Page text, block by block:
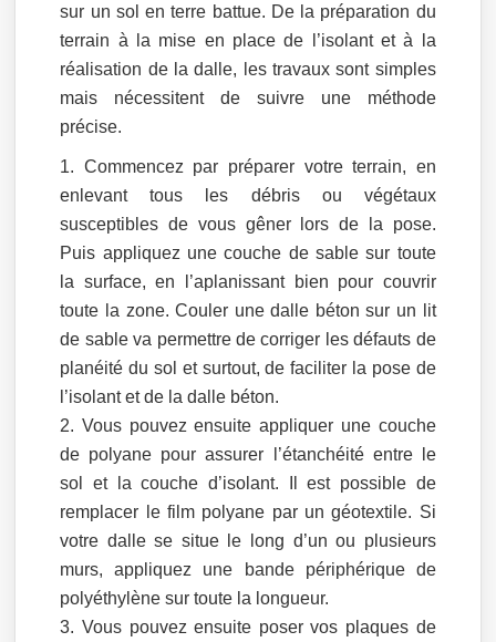
sur un sol en terre battue. De la préparation du
terrain à la mise en place de l’isolant et à la
réalisation de la dalle, les travaux sont simples
mais nécessitent de suivre une méthode
précise.
Commencez par préparer votre terrain, en
enlevant tous les débris ou végétaux
susceptibles de vous gêner lors de la pose.
Puis appliquez une couche de sable sur toute
la surface, en l’aplanissant bien pour couvrir
toute la zone. Couler une dalle béton sur un lit
de sable va permettre de corriger les défauts de
planéité du sol et surtout, de faciliter la pose de
l’isolant et de la dalle béton.
Vous pouvez ensuite appliquer une couche
de polyane pour assurer l’étanchéité entre le
sol et la couche d’isolant. Il est possible de
remplacer le film polyane par un géotextile. Si
votre dalle se situe le long d’un ou plusieurs
murs, appliquez une bande périphérique de
polyéthylène sur toute la longueur.
Vous pouvez ensuite poser vos plaques de